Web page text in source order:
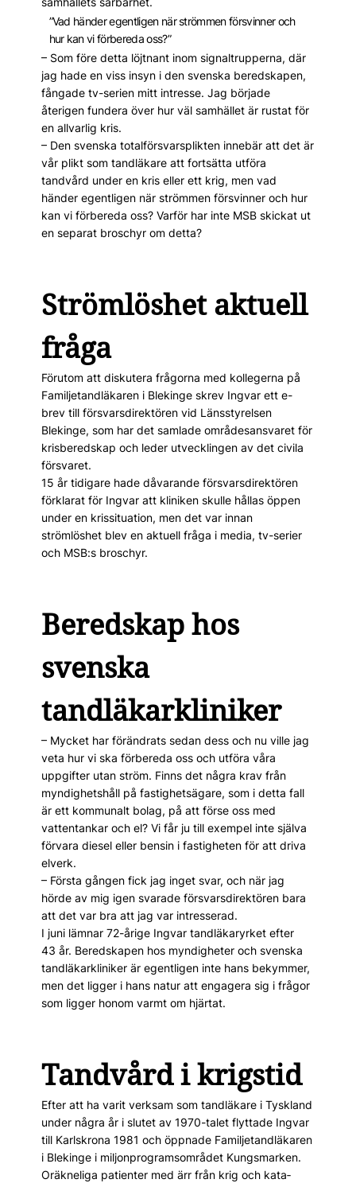
”Vad händer egentligen när strömmen försvinner och
hur kan vi förbereda oss?”
– Som före detta löjtnant inom signaltrupperna, där
jag hade en viss insyn i den svenska beredskapen,
fångade tv-serien mitt intresse. Jag började
återigen fundera över hur väl samhället är rustat för
en allvarlig kris.
– Den svenska totalförsvarsplikten innebär att det är
vår plikt som tandläkare att fortsätta utföra
tandvård under en kris eller ett krig, men vad
händer egentligen när strömmen försvinner och hur
kan vi förbereda oss? Varför har inte MSB skickat ut
en separat broschyr om detta?
Strömlöshet aktuell
fråga
Förutom att diskutera frågorna med kollegerna på
Familje­tandläkaren i Blekinge skrev Ingvar ett e-
brev till försvarsdirektören vid Länsstyrelsen
Blekinge, som har det samlade områdesansvaret för
krisberedskap och leder utvecklingen av det civila
försvaret.
15 år tidigare hade dåvarande försvarsdirektören
förklarat för Ingvar att kliniken skulle hållas öppen
under en krissituation, men det var innan
strömlöshet blev en aktuell fråga i media, tv-serier
och MSB:s broschyr.
Beredskap hos
svenska
tandläkarkliniker
– Mycket har förändrats sedan dess och nu ville jag
veta hur vi ska förbereda oss och utföra våra
uppgifter utan ström. Finns det några krav från
myndighetshåll på fastighetsägare, som i detta fall
är ett kommunalt bolag, på att förse oss med
vattentankar och el? Vi får ju till exempel inte själva
förvara diesel eller bensin i fastig­heten för att driva
elverk.
– Första gången fick jag inget svar, och när jag
hörde av mig igen svarade försvarsdirektören bara
att det var bra att jag var intresserad.
I juni lämnar 72-årige Ingvar tandläkaryrket efter
43 år. Beredskapen hos myndigheter och svenska
tandläkar­kliniker är egentligen inte hans bekymmer,
men det ligger i hans natur att engagera sig i frågor
som ligger ­honom varmt om hjärtat.
Tandvård i krigstid
Efter att ha varit ­verksam som tandläkare i Tyskland
under några år i ­slutet av 1970-talet flyttade Ingvar
till Karlskrona 1981 och öppnade Familjetandläkaren
i Blekinge i miljon­programsområdet Kungsmarken.
Oräkneliga patienter med ärr från krig och kata­